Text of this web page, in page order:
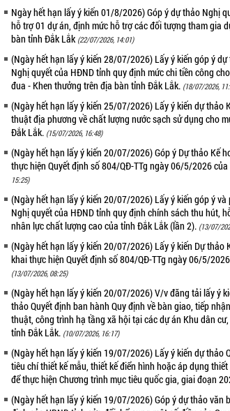
Ngày hết hạn lấy ý kiến 01/8/2026) Góp ý dự thảo Nghị
hỗ trợ 01 dự án, định mức hỗ trợ các đối tượng tham gia
bàn tỉnh Đắk Lắk (22/07/2026, 14:01)
(Ngày hết hạn lấy ý kiến 28/07/2026) Lấy ý kiến góp ý
Nghị quyết của HĐND tỉnh quy định mức chi tiền công
đua - Khen thưởng trên địa bàn tỉnh Đắk Lắk. (18/07/2026,
(Ngày hết hạn lấy ý kiến 25/07/2026) Lấy ý kiến dự thảo
thuật địa phương về chất lượng nước sạch sử dụng cho
Đắk Lắk. (15/07/2026, 16:48)
(Ngày hết hạn lấy ý kiến 20/07/2026) Góp ý Dự thảo Kế
thực hiện Quyết định số 804/QĐ-TTg ngày 06/5/2026
15:25)
(Ngày hết hạn lấy ý kiến 20/07/2026) Lấy ý kiến góp ý
Nghị quyết của HĐND tỉnh quy định chính sách thu hút,
nhân lực chất lượng cao của tỉnh Đắk Lắk (lần 2). (13/07/
(Ngày hết hạn lấy ý kiến 20/07/2026) Lấy ý kiến Dự thảo
khai thực hiện Quyết định số 804/QĐ-TTg ngày 06/5/
(13/07/2026, 08:25)
(Ngày hết hạn lấy ý kiến 20/07/2026) V/v đăng tải lấy ý
thảo Quyết định ban hành Quy định về bàn giao, tiếp
thuật, công trình hạ tầng xã hội tại các dự án Khu dân
tỉnh Đắk Lắk. (10/07/2026, 16:17)
(Ngày hết hạn lấy ý kiến 19/07/2026) Lấy ý kiến dự thảo
tiêu chí thiết kế mẫu, thiết kế điển hình hoặc áp dụng
để thực hiện Chương trình mục tiêu quốc gia, giai đoạn
(Ngày hết hạn lấy ý kiến 19/07/2026) Góp ý dự thảo văn